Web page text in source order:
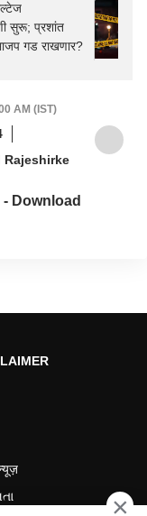
सुरू; प्रशांत
गड राखणार?
AM (IST)
Rajeshirke
Download
×